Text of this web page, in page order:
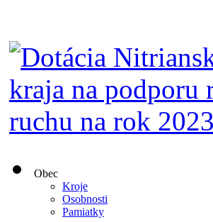
Obec
Kroje
Osobnosti
Pamiatky